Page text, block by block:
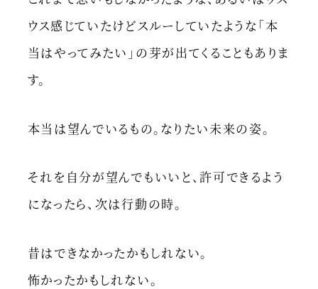
ウス感じていたけどスルーしていたような「本
当はやってみたい」の芽が出てくることもありま
す。
本当は望んでいるもの。なりたい未来の姿。
それを自分が望んでもいいと、許可できるよう
になったら、次は行動の時。
昔はできなかったかもしれない。
怖かったかもしれない。